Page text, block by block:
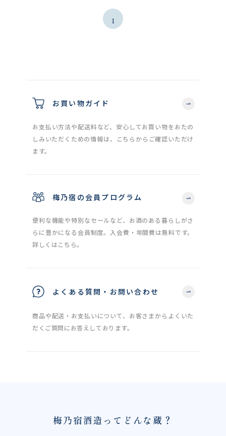
1
お買い物ガイド
お支払い方法や配送料など、安心してお買い物をおたの
しみいただくための情報は、こちらからご確認いただけ
ます。
梅乃宿の会員プログラム
便利な機能や特別なセールなど、お酒のある暮らしがさ
らに豊かになる会員制度。入会費・年間費は無料です。
詳しくはこちら。
よくある質問・お問い合わせ
商品や配送・お支払いについて、お客さまからよくいた
だくご質問にお答えしております。
梅乃宿酒造ってどんな蔵？